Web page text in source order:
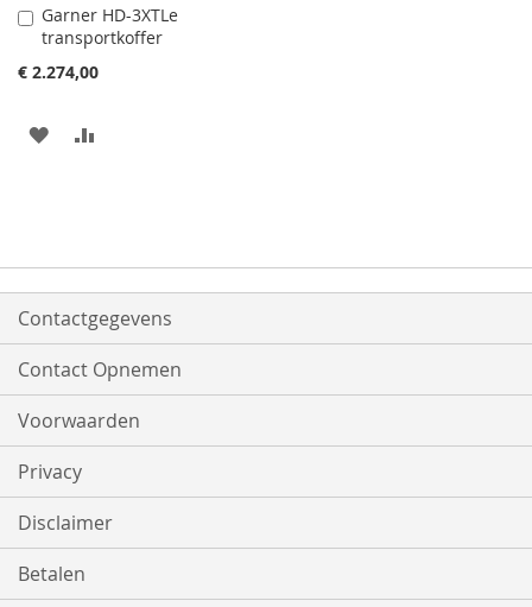
Garner HD-3XTLe
transportkoffer
€ 2.274,00
In
Winkelwagen
VOEG
Contactgegevens
Contact Opnemen
Voorwaarden
Privacy
Disclaimer
Betalen